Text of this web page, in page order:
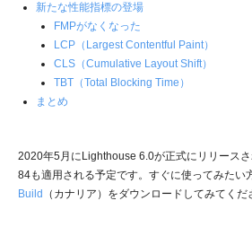
新たな性能指標の登場
FMPがなくなった
LCP（Largest Contentful Paint）
CLS（Cumulative Layout Shift）
TBT（Total Blocking Time）
まとめ
2020年5月にLighthouse 6.0が正式にリリース
84も適用される予定です。すぐに使ってみたい
Build
（カナリア）をダウンロードしてみてくだ